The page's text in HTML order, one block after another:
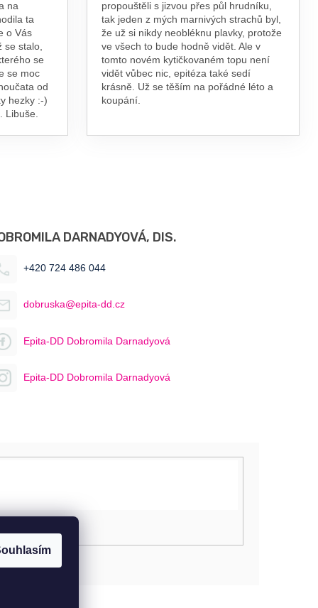
na
ta
o Vás
se stalo,
se
se moc
od
hezky :-)
Libuše.
propouštěli s jizvou přes půl hrudníku,
tak jeden z mých marnivých strachů byl,
že už si nikdy neobléknu plavky, protože
ve všech to bude hodně vidět. Ale v
tomto novém kytičkovaném topu není
vidět vůbec nic, epitéza také sedí
krásně. Už se těším na pořádné léto a
koupání.
DARNADYOVÁ, DIS.
+420 724 486 044
dobruska@epita-dd.cz
Epita-DD Dobromila Darnadyová
Epita-DD Dobromila Darnadyová